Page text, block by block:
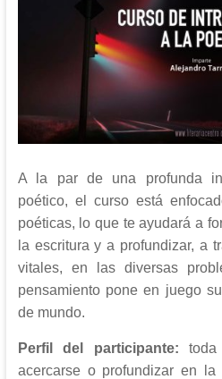
A la par de una profunda
poético, el curso está
poéticas, lo que te ayudará a
la escritura y a profundizar, a
vitales, en las diversas
pensamiento pone en juego
de mundo.
Perfil del participante: toda
acercarse o profundizar en